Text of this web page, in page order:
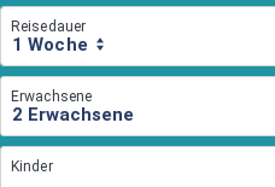
Reisedauer
1 Woche
Erwachsene
Kinder